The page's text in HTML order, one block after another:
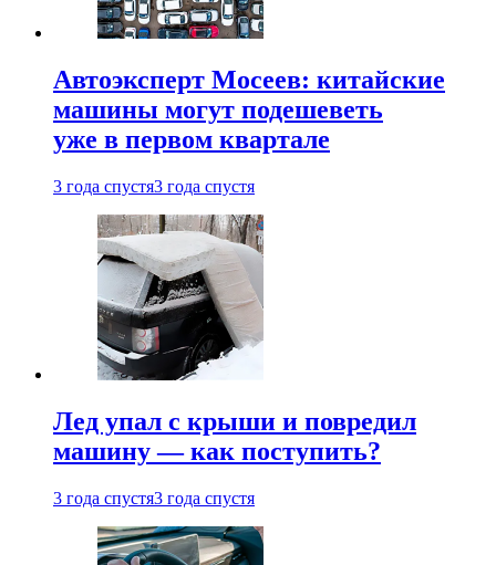
Автоэксперт Мосеев: китайские
машины могут подешеветь
уже в первом квартале
3 года спустя3 года спустя
Лед упал с крыши и повредил
машину — как поступить?
3 года спустя3 года спустя